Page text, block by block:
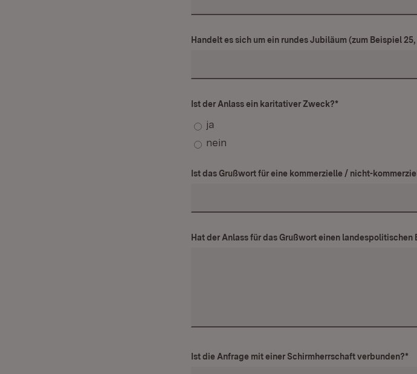
Handelt es sich um ein rundes Jubiläum (zum Beispiel 25,
Ist der Anlass ein karitativer Zweck?*
ja
nein
Ist das Grußwort für eine kommerzielle / nicht-
Hat der Anlass für das Grußwort einen landespolitischen
Ist die Anfrage mit einer Schirmherrschaft verbunden?*